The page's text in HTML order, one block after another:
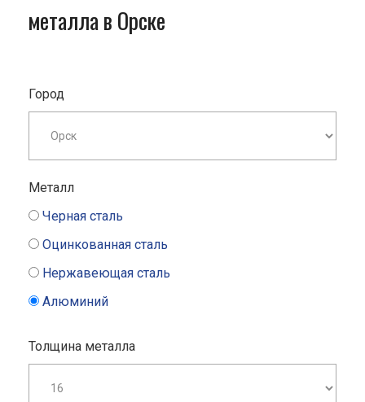
металла в Орске
Город
Металл
Черная сталь
Оцинкованная сталь
Нержавеющая сталь
Алюминий
Толщина металла